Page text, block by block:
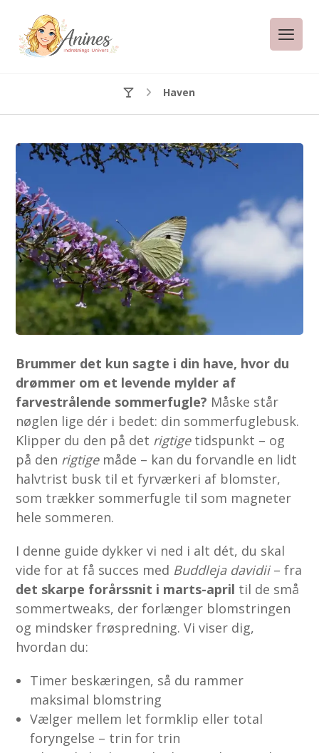
Haven
Brummer det kun sagte i din have, hvor du
drømmer om et levende mylder af
farvestrålende sommerfugle? Måske står
nøglen lige dér i bedet: din sommerfuglebusk.
Klipper du den på det rigtigetidspunkt – og
på den rigtigemåde – kan du forvandle en lidt
halvtrist busk til et fyrværkeri af blomster,
som trækker sommerfugle til som magneter
hele sommeren.
I denne guide dykker vi ned i alt dét, du skal
vide for at få succes med Buddleja davidii– fra
det skarpe forårs­snit i marts-april til de små
sommertweaks, der forlænger blomstringen
og mindsker frøspredning. Vi viser dig,
hvordan du:
Timer beskæringen, så du rammer
maksimal blomstring
Vælger mellem let formklip eller total
foryngelse – trin for trin